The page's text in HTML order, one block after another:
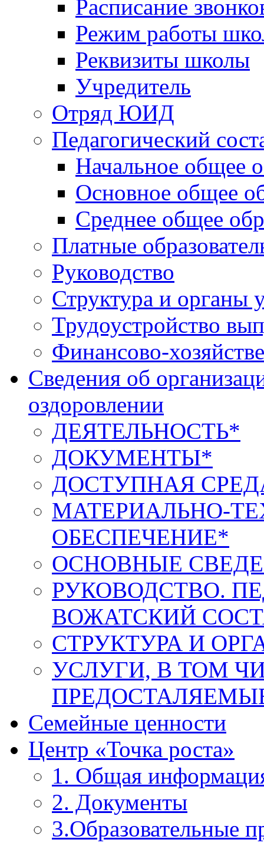
Расписание
Режим работы
Реквизиты школы
Учредитель
Отряд ЮИД
Педагогический
Начальное общее
Основное общее
Среднее общее
Платные
Руководство
Структура и органы
Трудоустройство
Финансово-
Сведения об
оздоровлении
ДЕЯТЕЛЬНОСТЬ*
ДОКУМЕНТЫ*
ДОСТУПНАЯ
МАТЕРИАЛЬНО-
ОБЕСПЕЧЕНИЕ*
ОСНОВНЫЕ
РУКОВОДСТВО.
ВОЖАТСКИЙ
СТРУКТУРА И
УСЛУГИ, В ТОМ
Семейные ценности
Центр «Точка роста»
1. Общая
2. Документы
3.Образовательные